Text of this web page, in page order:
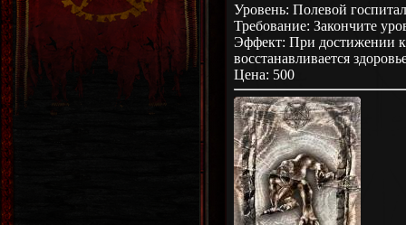
Уровень: Полевой
Требование: Закончите
Эффект: При достижении
восстанавливается
Цена: 500